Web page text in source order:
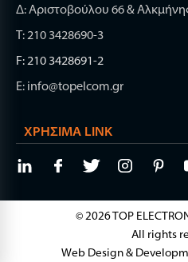
Δ: Αριστοβούλου 66 &
Τ: 210 3428690-3
F: 210 3428691-2
E: info@topelcom.gr
ΧΡΉΣΙΜΑ LINK
© 2026 TOP
All rights
Web Design &